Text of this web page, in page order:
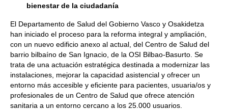
bienestar de la ciudadanía
El Departamento de Salud del Gobierno Vasco y Osakidetza
han iniciado el proceso para la reforma integral y ampliación,
con un nuevo edificio anexo al actual, del Centro de Salud del
barrio bilbaíno de San Ignacio, de la OSI Bilbao-Basurto. Se
trata de una actuación estratégica destinada a modernizar las
instalaciones, mejorar la capacidad asistencial y ofrecer un
entorno más accesible y eficiente para pacientes, usuaria/os y
profesionales de un Centro de Salud que ofrece atención
sanitaria a un entorno cercano a los 25.000 usuarios.